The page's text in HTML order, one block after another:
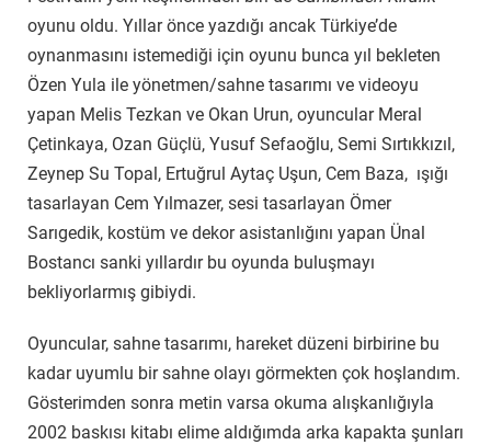
oyunu oldu. Yıllar önce yazdığı ancak Türkiye’de
oynanmasını istemediği için oyunu bunca yıl bekleten
Özen Yula ile yönetmen/sahne tasarımı ve videoyu
yapan Melis Tezkan ve Okan Urun, oyuncular Meral
Çetinkaya, Ozan Güçlü, Yusuf Sefaoğlu, Semi Sırtıkkızıl,
Zeynep Su Topal, Ertuğrul Aytaç Uşun, Cem Baza, ışığı
tasarlayan Cem Yılmazer, sesi tasarlayan Ömer
Sarıgedik, kostüm ve dekor asistanlığını yapan Ünal
Bostancı sanki yıllardır bu oyunda buluşmayı
bekliyorlarmış gibiydi.
Oyuncular, sahne tasarımı, hareket düzeni birbirine bu
kadar uyumlu bir sahne olayı görmekten çok hoşlandım.
Gösterimden sonra metin varsa okuma alışkanlığıyla
2002 baskısı kitabı elime aldığımda arka kapakta şunları